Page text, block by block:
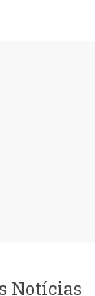
Notícias